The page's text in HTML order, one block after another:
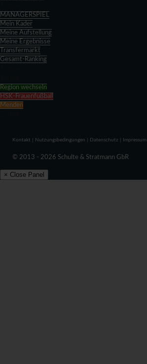
MANAGERSPIEL
Mein Kader
Meine Aufstellung
Meine Ergebnisse
Transfermarkt
Gesamt-Ranking
Region wechseln
HSK-Frauenfußball
Menden
Kontakt Nutzungsbedingungen Datenschutz Impressum
© 2013 - 2026 Schulte & Stratmann GbR
× Close Panel